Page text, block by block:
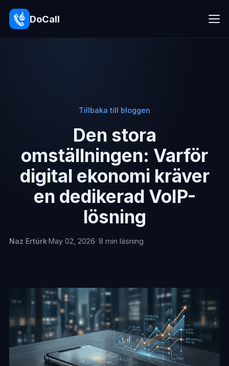
DoCall
Tillbaka till bloggen
Den stora
omställningen: Varför
digital ekonomi kräver
en dedikerad VoIP-
lösning
Naz Ertürk·May 02, 2026· 8 min läsning